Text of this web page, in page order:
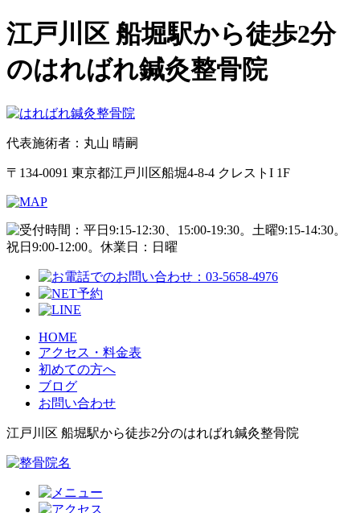
江戸川区 船堀駅から徒歩2分
のはればれ鍼灸整骨院
代表施術者：丸山 晴嗣
〒134-0091 東京都江戸川区船堀4-8-4 クレストI 1F
HOME
アクセス・料金表
初めての方へ
ブログ
お問い合わせ
江戸川区 船堀駅から徒歩2分のはればれ鍼灸整骨院